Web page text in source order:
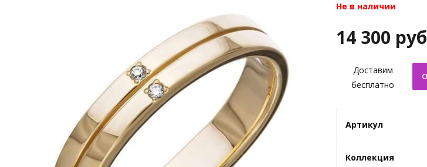
Не в наличии
14 300 руб
Доставим
бесплатно
Артикул
Коллекция